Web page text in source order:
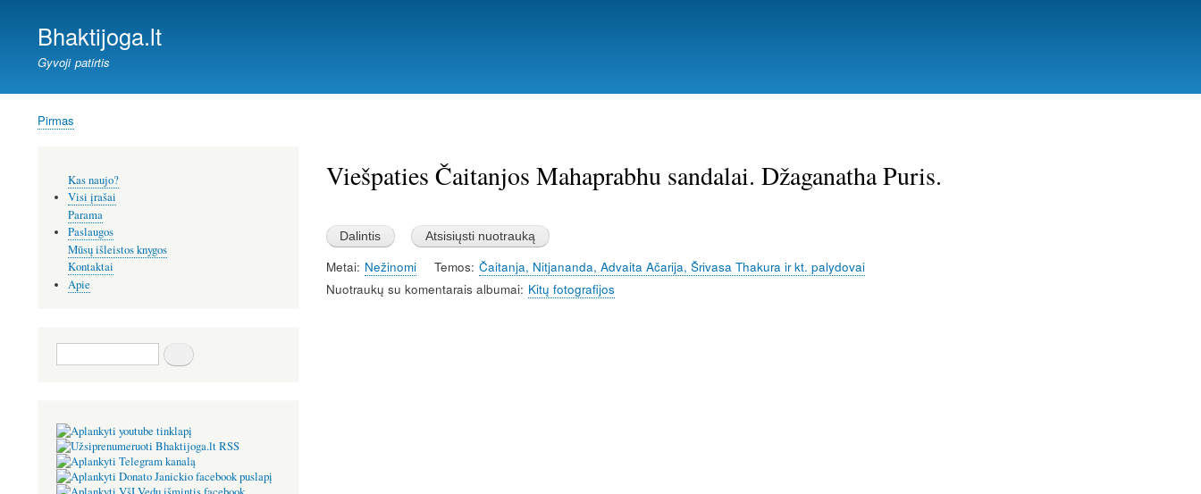
Bhaktijoga.lt
Gyvoji patirtis
Kelias
Pirmas
Viešpaties Čaitanjos Mahaprabhu sandalai. Džaganatha Puris.
Metai Nežinomi Temos Čaitanja, Nitjananda, Advaita Ačarija, Šrivasa Thakura ir kt. palydovai
Nuotraukų su komentarais albumai Kitų fotografijos
meniu
Kas naujo?
Visi įrašai
Parama
Paslaugos
Mūsų išleistos knygos
Kontaktai
Apie
Paieška